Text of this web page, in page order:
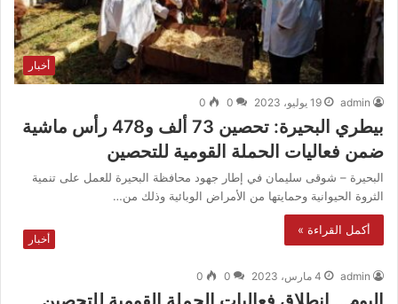
أخبار
admin 19 يوليو، 2023 0
0
بيطري البحيرة: تحصين 73 ألف و478 رأس ماشية
ضمن فعاليات الحملة القومية للتحصين
البحيرة – شوقى سليمان في إطار جهود محافظة البحيرة للعمل على تنمية
الثروة الحيوانية وحمايتها من الأمراض الوبائية وذلك من…
أكمل القراءة »
أخبار
admin 4 مارس، 2023 0
0